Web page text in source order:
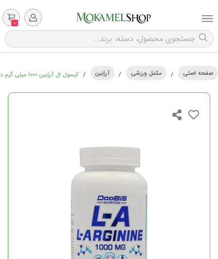
0
صفحه اصلی / مکمل ورزشی / آرژنین / کپسول ال آرژنین 1000 میلی گرم دوبیس - 100 عدد